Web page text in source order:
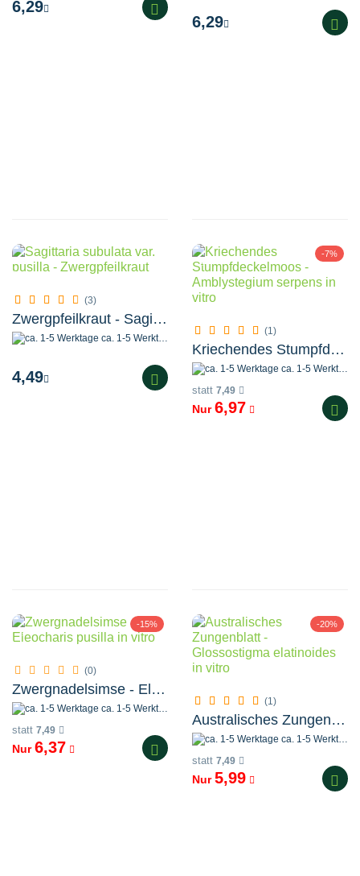
6,29
6,29
(3)
Zwergpfeilkraut - Sagittaria subulata var. pusilla
ca. 1-5 Werktage
4,49
-7%
(1)
Kriechendes Stumpfdeckelmoos - Amblystegium serpens in vitro
ca. 1-5 Werktage
statt 7,49
Nur6,97
-15%
(0)
Zwergnadelsimse - Eleocharis pusilla in vitro
ca. 1-5 Werktage
statt 7,49
Nur6,37
-20%
(1)
Australisches Zungenblatt - Glossostigma elatinoides in vitro
ca. 1-5 Werktage
statt 7,49
Nur5,99